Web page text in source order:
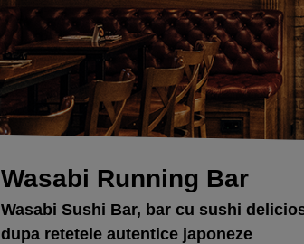
Wasabi Running Bar
Wasabi Sushi Bar, bar cu sushi
dupa retetele autentice japoneze